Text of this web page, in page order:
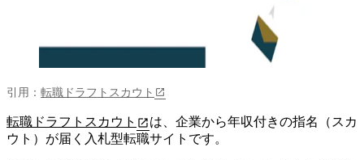
引用： 転職ドラフトスカウト
転職ドラフトスカウト
は、企業から年収付きの指名（スカ
ウト）が届く入札型転職サイトです。